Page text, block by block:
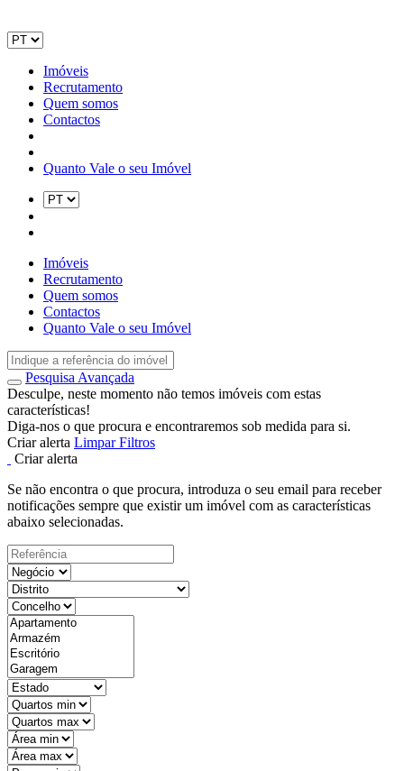
Imóveis
Recrutamento
Quem somos
Contactos
Quanto Vale o seu Imóvel
Imóveis
Recrutamento
Quem somos
Contactos
Quanto Vale o seu Imóvel
Pesquisa Avançada
Desculpe, neste momento não temos imóveis com estas
características!
Diga-nos o que procura e encontraremos sob medida para si.
Criar alerta Limpar Filtros
Criar alerta
Se não encontra o que procura, introduza o seu email para receber
notificações sempre que existir um imóvel com as características
abaixo selecionadas.